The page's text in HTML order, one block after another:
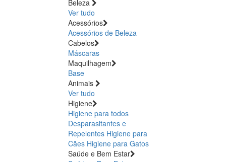
Beleza
Ver tudo
Acessórios
Acessórios de Beleza
Cabelos
Máscaras
Maquilhagem
Base
Animais
Ver tudo
Higiene
Higiene para todos
Desparasitantes e
Repelentes Higiene para
Cães Higiene para Gatos
Saúde e Bem Estar